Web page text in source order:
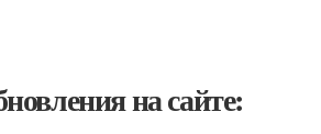
на сайте: